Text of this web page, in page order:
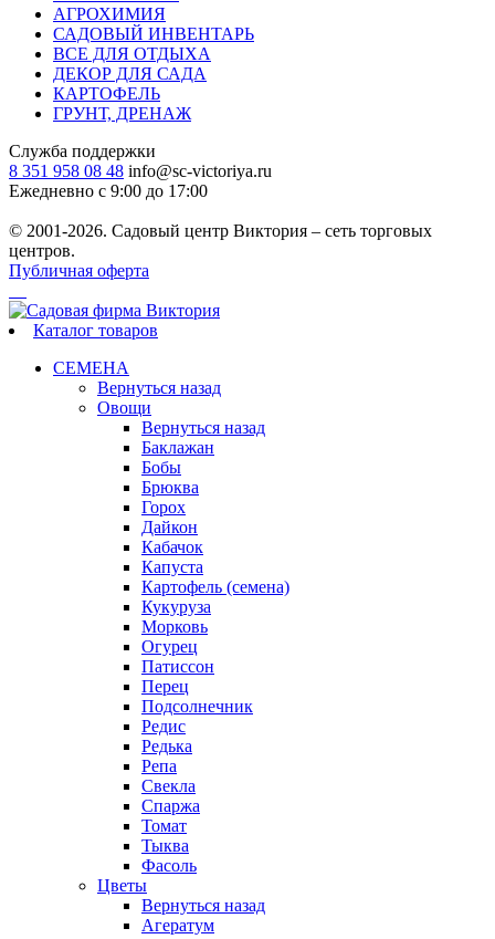
АГРОХИМИЯ
САДОВЫЙ ИНВЕНТАРЬ
ВСЕ ДЛЯ ОТДЫХА
ДЕКОР ДЛЯ САДА
КАРТОФЕЛЬ
ГРУНТ, ДРЕНАЖ
Служба поддержки
8 351 958 08 48 info@sc-victoriya.ru
Ежедневно с 9:00 до 17:00
© 2001-2026. Садовый центр Виктория – сеть торговых
центров.
Публичная оферта
Каталог товаров
СЕМЕНА
Вернуться назад
Овощи
Вернуться назад
Баклажан
Бобы
Брюква
Горох
Дайкон
Кабачок
Капуста
Картофель (семена)
Кукуруза
Морковь
Огурец
Патиссон
Перец
Подсолнечник
Редис
Редька
Репа
Свекла
Спаржа
Томат
Тыква
Фасоль
Цветы
Вернуться назад
Агератум